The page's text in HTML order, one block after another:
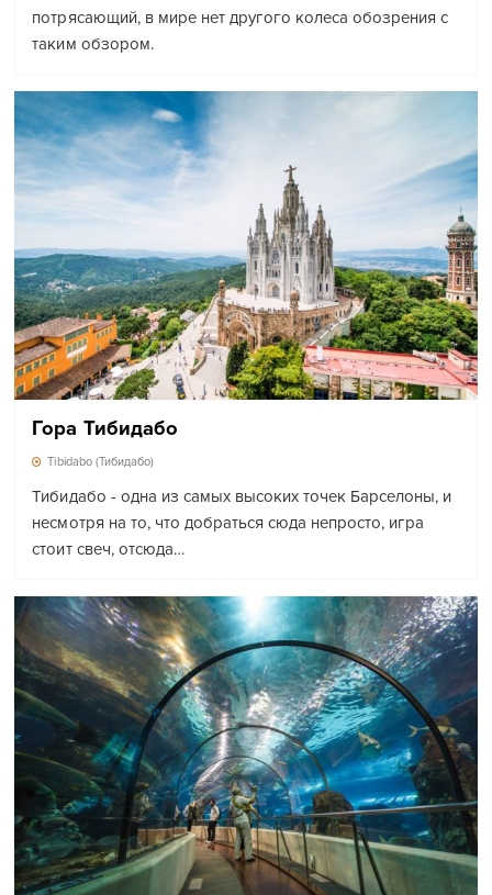
потрясающий, в мире нет другого колеса обозрения с
таким обзором.
Гора Тибидабо
Tibidabo (Тибидабо)
Тибидабо - одна из самых высоких точек Барселоны, и
несмотря на то, что добраться сюда непросто, игра
стоит свеч, отсюда…